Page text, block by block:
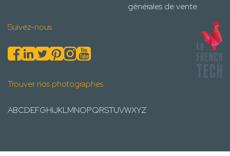
générales de vente
Suivez-nous
Trouver nos photographes
ABCDEFGHIJKLMNOPQRSTUVWXYZ